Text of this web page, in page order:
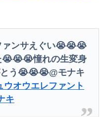
ァンサえぐい😭😭😭
😭😭😭憧れの生変身
う😭😭😭@モナキ
ウオウエレファント
キ